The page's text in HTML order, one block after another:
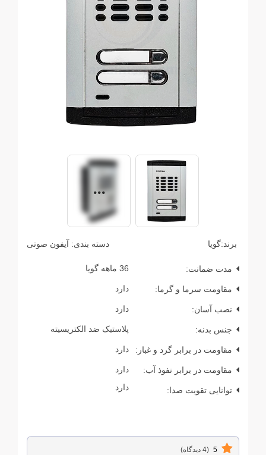
برند:گویا دسته بندی: آیفون صوتی
مدت ضمانت: 36 ماهه گویا
مقاومت سرما و گرما: دارد
نصب آسان: دارد
جنس بدنه: پلاستیک ضد الکتریسیته
مقاومت در برابر گرد و غبار: دارد
مقاومت در برابر نفوذ آب: دارد
توانایی تقویت صدا: دارد
5 (4 دیدگاه)